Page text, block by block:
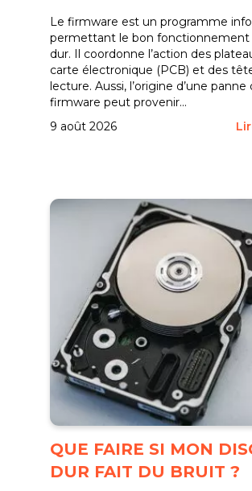
Le firmware est un programme
permettant le bon fonctionnement
dur. Il coordonne l’action des
carte électronique (PCB) et des
lecture. Aussi, l’origine d’une panne
firmware peut provenir...
9 août 2026
QUE FAIRE SI MON
DUR FAIT DU BRUIT ?